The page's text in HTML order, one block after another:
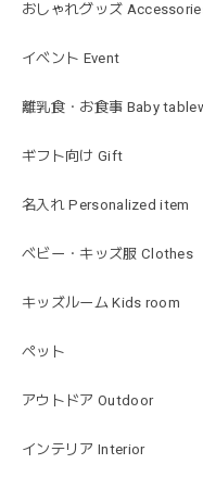
おしゃれグッズ
イベント Event
離乳食・お食事 Baby
ギフト向け Gift
名入れ Personalized item
ベビー・キッズ服 Clothes
キッズルーム Kids room
ペット
アウトドア Outdoor
インテリア Interior
2026/01/17
出産祝いで渡しました
可愛いファーストトイ